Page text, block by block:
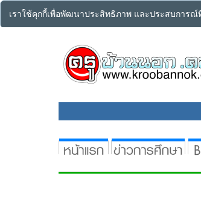
เราใช้คุกกี้เพื่อพัฒนาประสิทธิภาพ และประสบการ